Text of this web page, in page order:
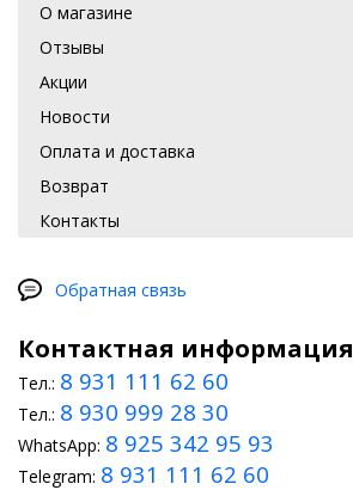
О магазине
Отзывы
Акции
Новости
Оплата и доставка
Возврат
Контакты
Обратная связь
Контактная информация
Тел.: 8 931 111 62 60
Тел.: 8 930 999 28 30
WhatsApp: 8 925 342 95 93
Telegram: 8 931 111 62 60